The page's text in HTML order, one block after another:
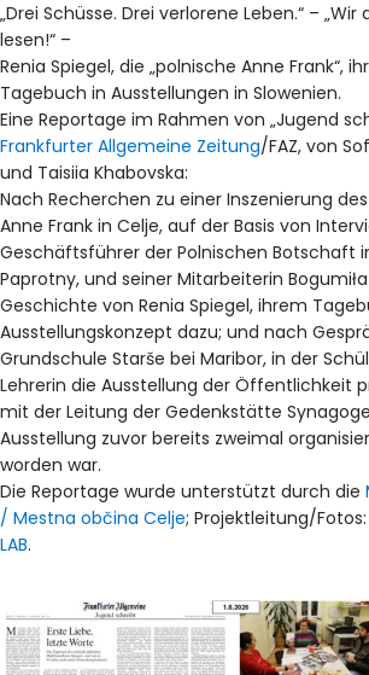
„Drei Schüsse. Drei verlorene Leben.“ –
lesen!“ –
Renia Spiegel, die „polnische Anne Frank“,
Tagebuch in Ausstellungen in Slowenien.
Eine Reportage im Rahmen von „Jugend
Frankfurter Allgemeine Zeitung/FAZ, von
und Taisiia Khabovska:
Nach Recherchen zu einer Inszenierung
Anne Frank in Celje, auf der Basis von
Geschäftsführer der Polnischen Botschaft
Paprotny, und seiner Mitarbeiterin
Geschichte von Renia Spiegel, ihrem
Ausstellungskonzept dazu; und nach
Grundschule Starše bei Maribor, in der
Lehrerin die Ausstellung der Öffentlichkeit
mit der Leitung der Gedenkstätte
Ausstellung zuvor bereits zweimal
worden war.
Die Reportage wurde unterstützt durch die
/ Mestna občina Celje; Projektleitung/Fotos:
LAB.